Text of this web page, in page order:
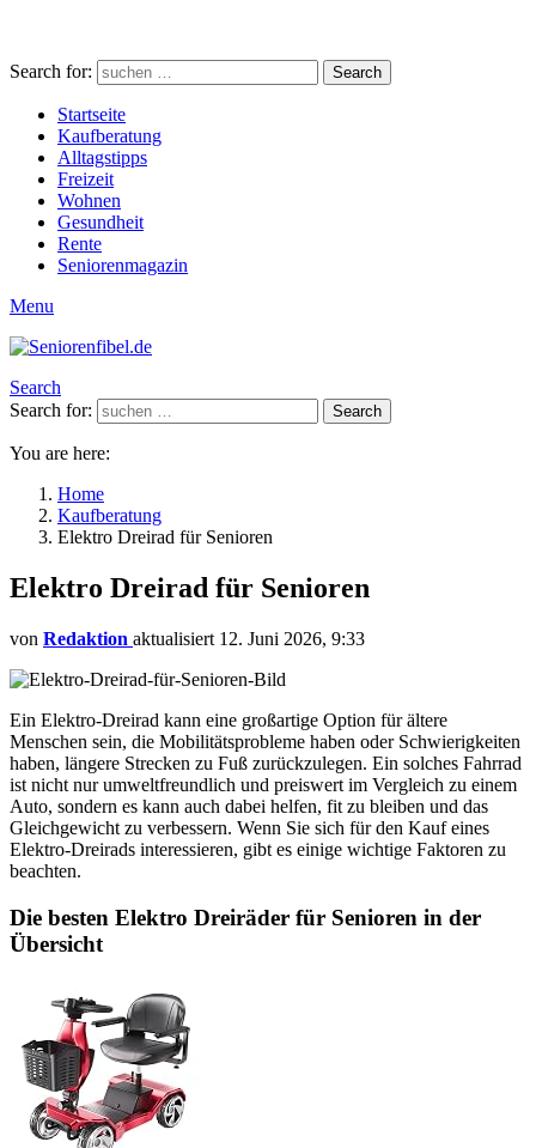
Search for: Search
Startseite
Kaufberatung
Alltagstipps
Freizeit
Wohnen
Gesundheit
Rente
Seniorenmagazin
Menu
Search
Search for:
Search
You are here:
Home
Kaufberatung
Elektro Dreirad für Senioren
Elektro Dreirad für Senioren
von Redaktion aktualisiert 12. Juni 2026, 9:33
Ein Elektro-Dreirad kann eine großartige Option für ältere
Menschen sein, die Mobilitätsprobleme haben oder Schwierigkeiten
haben, längere Strecken zu Fuß zurückzulegen. Ein solches Fahrrad
ist nicht nur umweltfreundlich und preiswert im Vergleich zu einem
Auto, sondern es kann auch dabei helfen, fit zu bleiben und das
Gleichgewicht zu verbessern. Wenn Sie sich für den Kauf eines
Elektro-Dreirads interessieren, gibt es einige wichtige Faktoren zu
beachten.
Die besten Elektro Dreiräder für Senioren in der
Übersicht